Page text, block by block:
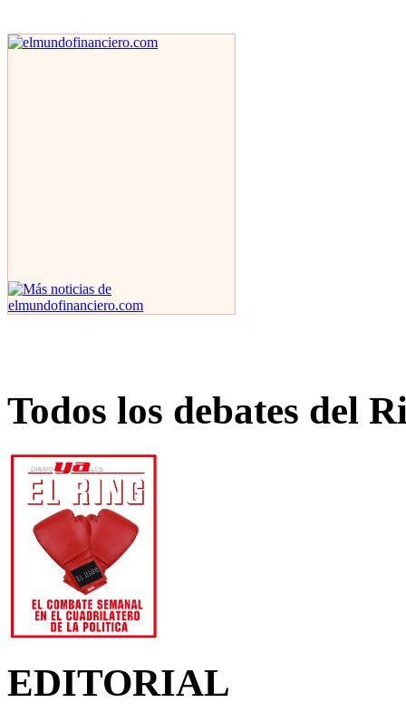
Todos los debates del
EDITORIAL